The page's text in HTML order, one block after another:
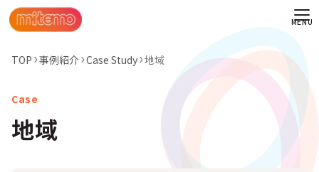
TOP 事例紹介 Case Study 地域
地域